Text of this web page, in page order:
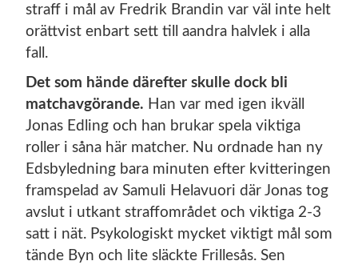
straff i mål av Fredrik Brandin var väl inte helt
orättvist enbart sett till aandra halvlek i alla
fall.
Det som hände därefter skulle dock bli
matchavgörande. Han var med igen ikväll
Jonas Edling och han brukar spela viktiga
roller i såna här matcher. Nu ordnade han ny
Edsbyledning bara minuten efter kvitteringen
framspelad av Samuli Helavuori där Jonas tog
avslut i utkant straffområdet och viktiga 2-3
satt i nät. Psykologiskt mycket viktigt mål som
tände Byn och lite släckte Frillesås. Sen